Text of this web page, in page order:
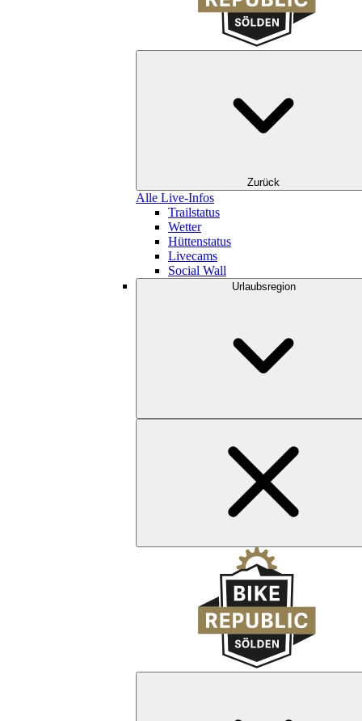
Zurück
Alle Live-Infos
Trailstatus
Wetter
Hüttenstatus
Livecams
Social Wall
Urlaubsregion